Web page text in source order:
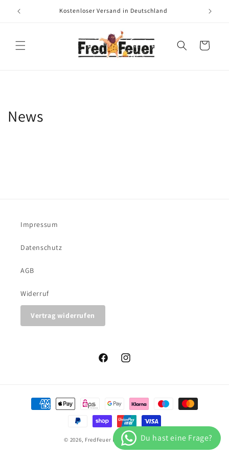
zum
Kostenloser Versand in Deutschland
Warenkorb
News
Impressum
Datenschutz
AGB
Widerruf
Vertrag widerrufen
FacebookInstagram
Zahlungsmethoden
© 2026, FredFeuer Powered by Shopify